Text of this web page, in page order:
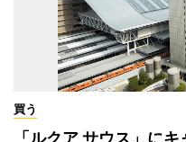
買う
「ルクア サウス」に